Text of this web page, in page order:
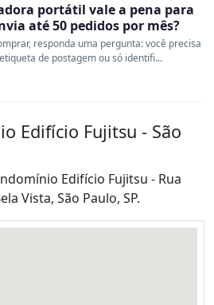
portátil vale a pena para
até 50 pedidos por mês?
responda uma pergunta: você precisa
de postagem ou só identifi...
Edifício Fujitsu - São
Edifício Fujitsu - Rua
Vista, São Paulo, SP.